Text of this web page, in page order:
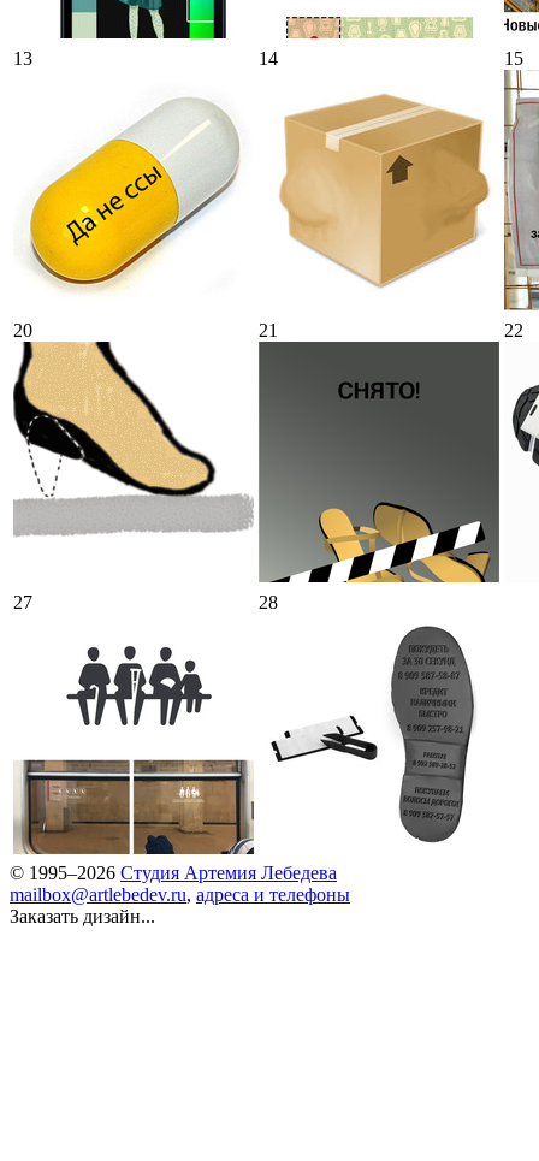
13 14 15
20 21 22
27 28
© 1995–2026 Студия Артемия Лебедева
mailbox@artlebedev.ru, адреса и телефоны
Заказать дизайн...